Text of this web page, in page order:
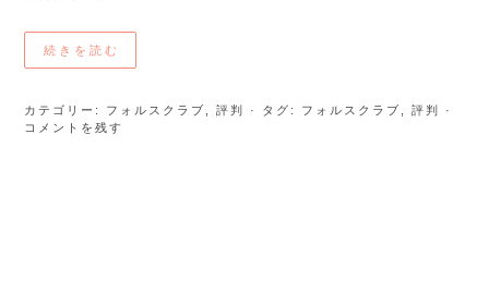
続きを読む
カテゴリー: フォルスクラブ ,評判 · タグ: フォルスクラブ ,評判
·
コメントを残す